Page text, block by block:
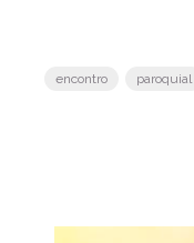
encontro paroquial